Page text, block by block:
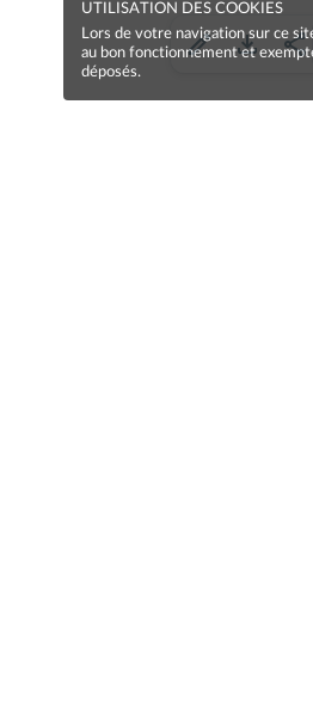
UTILISATION DES COOKIES
Lors de votre navigation sur ce
au bon fonctionnement et
déposés.